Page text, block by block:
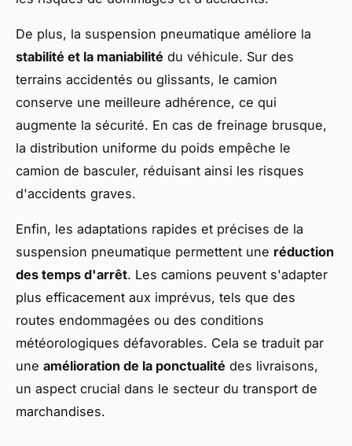
De plus, la suspension pneumatique améliore la
stabilité et la maniabilité du véhicule. Sur des
terrains accidentés ou glissants, le camion
conserve une meilleure adhérence, ce qui
augmente la sécurité. En cas de freinage brusque,
la distribution uniforme du poids empêche le
camion de basculer, réduisant ainsi les risques
d'accidents graves.
Enfin, les adaptations rapides et précises de la
suspension pneumatique permettent une réduction
des temps d'arrêt. Les camions peuvent s'adapter
plus efficacement aux imprévus, tels que des
routes endommagées ou des conditions
météorologiques défavorables. Cela se traduit par
une amélioration de la ponctualité des livraisons,
un aspect crucial dans le secteur du transport de
marchandises.